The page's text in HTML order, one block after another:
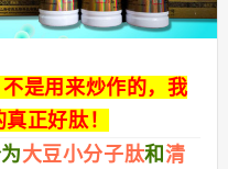
是用来炒作的，我
正好肽！
大豆小分子肽和清